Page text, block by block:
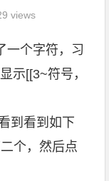
views
一个字符，习
示[[3~符号，
到看到如下
个，然后点